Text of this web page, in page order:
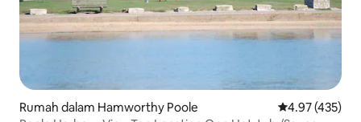
Rumah dalam Hamworthy Poole Penarafan
4.97 (435)